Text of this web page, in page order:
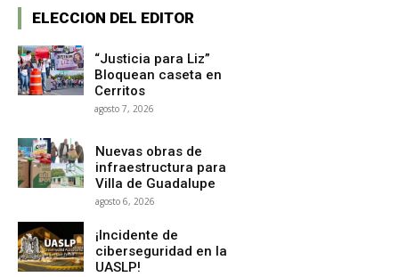
ELECCION DEL EDITOR
“Justicia para Liz”
Bloquean caseta en
Cerritos
agosto 7, 2026
Nuevas obras de
infraestructura para
Villa de Guadalupe
agosto 6, 2026
¡Incidente de
ciberseguridad en la
UASLP!